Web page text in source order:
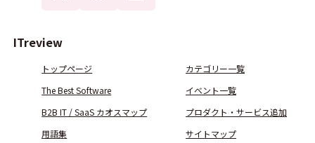
ITreview
トップページ
カテゴリー一覧
The Best Software
イベント一覧
B2B IT / SaaS カオスマップ
プロダクト・サービス追加
用語集
サイトマップ